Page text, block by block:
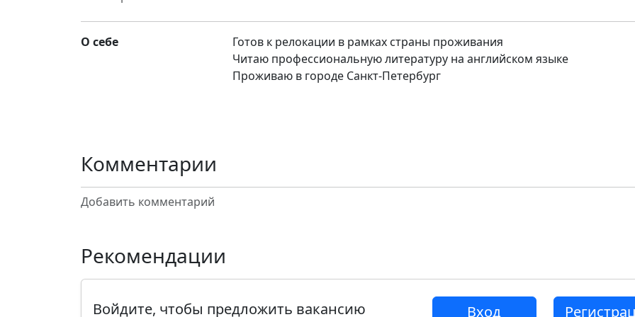
О себе
Готов к релокации в рамках страны проживания
Читаю профессиональную литературу на английском языке
Проживаю в городе Санкт-Петербург
Комментарии
Добавить комментарий
Рекомендации
Войдите, чтобы предложить вакансию Вход